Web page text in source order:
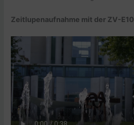
Zeitlupenaufnahme mit der ZV-E10